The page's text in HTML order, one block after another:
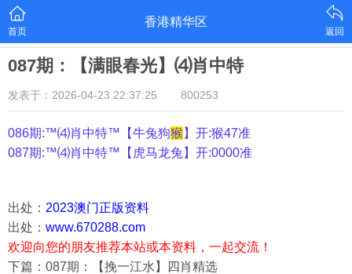
首页
香港精华区
返回
087期：【满眼春光】⑷肖中特
发表于：2026-04-23 22:37:25 800253
086期:™⑷肖中特™【牛兔狗猴 】开:猴47准
087期:™⑷肖中特™【 虎马龙兔 】开:0000准
出处： 2023澳门正版资料
出处： www.670288.com
欢迎向您的朋友推荐本站或本资料，一起交流！
下篇：087期：【挽一江水】四肖精选